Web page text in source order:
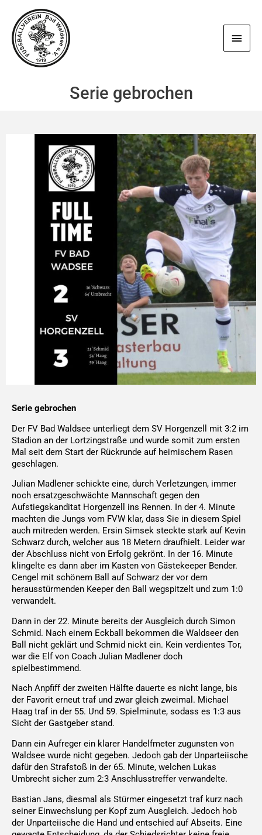
Inhalt
springen
Serie gebrochen
Serie gebrochen
Der FV Bad Waldsee unterliegt dem SV Horgenzell mit 3:2 im
Stadion an der Lortzingstraße und wurde somit zum ersten
Mal seit dem Start der Rückrunde auf heimischem Rasen
geschlagen.
Julian Madlener schickte eine, durch Verletzungen, immer
noch ersatzgeschwächte Mannschaft gegen den
Aufstiegskanditat Horgenzell ins Rennen. In der 4. Minute
machten die Jungs vom FVW klar, dass Sie in diesem Spiel
auch mitreden werden. Ersin Simsek steckte stark auf Kevin
Schwarz durch, welcher aus 18 Metern draufhielt. Leider war
der Abschluss nicht von Erfolg gekrönt. In der 16. Minute
klingelte es dann aber im Kasten von Gästekeeper Bender.
Cengel mit schönem Ball auf Schwarz der vor dem
herausstürmenden Keeper den Ball wegspitzelt und zum 1:0
verwandelt.
Dann in der 22. Minute bereits der Ausgleich durch Simon
Schmid. Nach einem Eckball bekommen die Waldseer den
Ball nicht geklärt und Schmid nickt ein. Kein verdientes Tor,
war die Elf von Coach Julian Madlener doch
spielbestimmend.
Nach Anpfiff der zweiten Hälfte dauerte es nicht lange, bis
der Favorit erneut traf und zwar gleich zweimal. Michael
Haag traf in der 55. Und 59. Spielminute, sodass es 1:3 aus
Sicht der Gastgeber stand.
Dann ein Aufreger ein klarer Handelfmeter zugunsten von
Waldsee wurde nicht gegeben. Jedoch gab der Unparteiische
dafür den Strafstoß in der 65. Minute, welchen Lukas
Umbrecht sicher zum 2:3 Anschlusstreffer verwandelte.
Bastian Jans, diesmal als Stürmer eingesetzt traf kurz nach
seiner Einwechslung per Kopf zum Ausgleich. Jedoch hob
der Unparteiische die Hand und entschied auf Abseits. Eine